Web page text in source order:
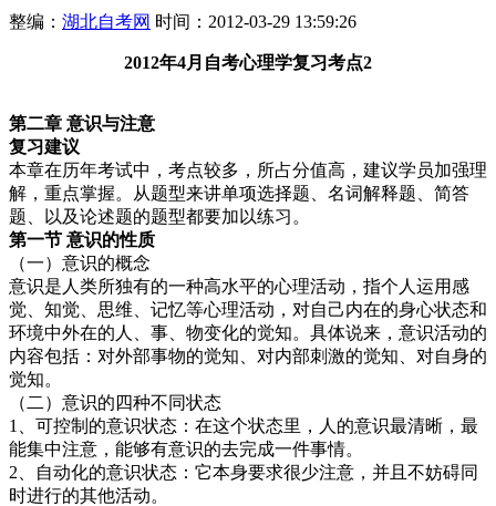
整编： 湖北自考网 时间：2012-03-29 13:59:26
2012年4月自考心理学复习考点2
第二章 意识与注意
复习建议
本章在历年考试中，考点较多，所占分值高，建议学员加强理
解，重点掌握。从题型来讲单项选择题、名词解释题、简答
题、以及论述题的题型都要加以练习。
第一节 意识的性质
（一）意识的概念
意识是人类所独有的一种高水平的心理活动，指个人运用感
觉、知觉、思维、记忆等心理活动，对自己内在的身心状态和
环境中外在的人、事、物变化的觉知。具体说来，意识活动的
内容包括：对外部事物的觉知、对内部刺激的觉知、对自身的
觉知。
（二）意识的四种不同状态
1、可控制的意识状态：在这个状态里，人的意识最清晰，最
能集中注意，能够有意识的去完成一件事情。
2、自动化的意识状态：它本身要求很少注意，并且不妨碍同
时进行的其他活动。